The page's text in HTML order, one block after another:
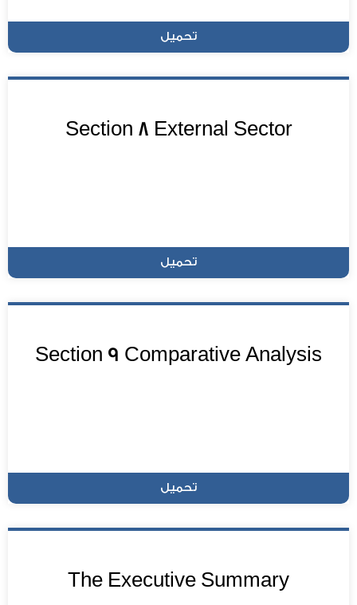
تحميل
Section 8 External Sector
تحميل
Section 9 Comparative Analysis
تحميل
The Executive Summary